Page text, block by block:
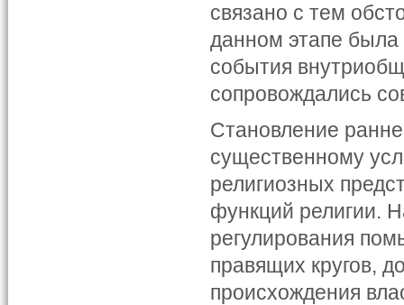
связано с тем
данном этапе
события
сопровождались
Становление
существенному
религиозных
функций религии.
регулирования
правящих кругов,
происхождения